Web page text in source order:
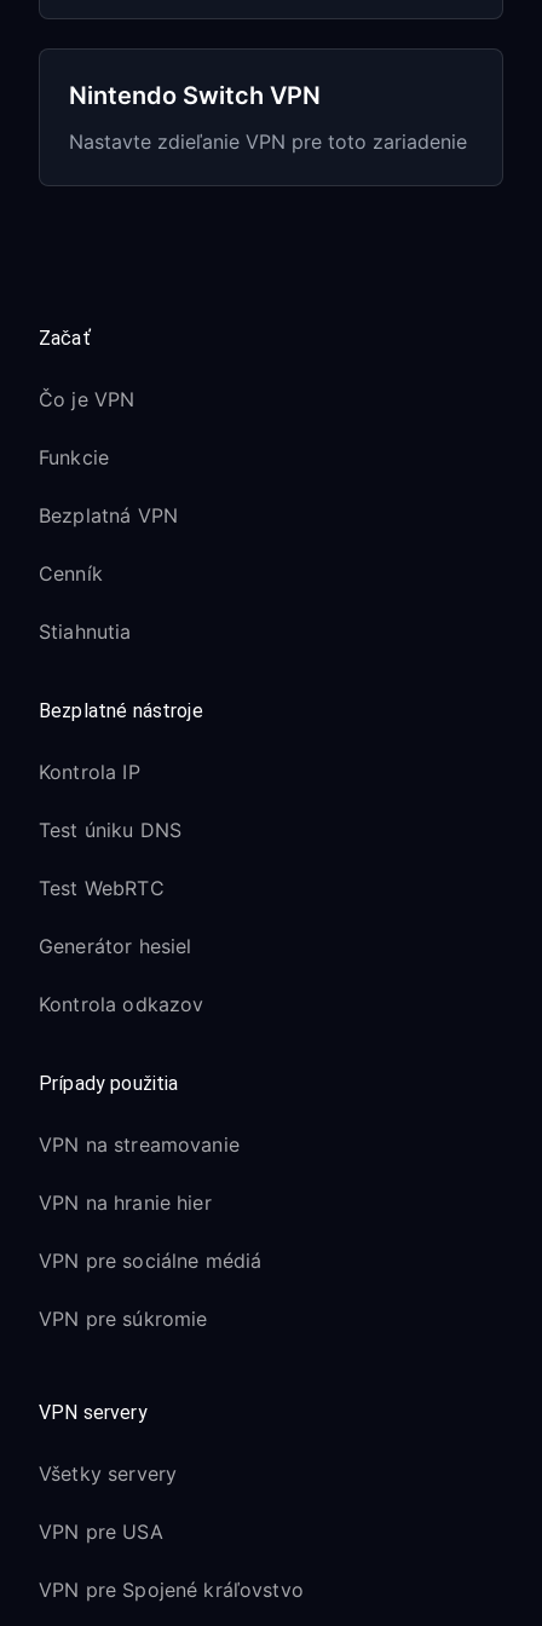
sa región účtu zhodoval s polohou
VPN
Digitálne nákupy sú viazané na región
Riešenie problémov
Vysoký ping/lag v online hrách:
Prepnite na server VPN bližšie k
Namiesto Wi-Fi používajte pre PC
Skontrolujte, či iné zariadenia vo vašej
Network:
konzolu PlayStation
dočasne blokovať určité IP adresy
Pri používaní VPN sa môže NAT Type
zobraziť ako Type 3 - to je normálne
Pre súťažné hranie zvážte použitie
serverov VPN optimalizovaných pre
Výhody ochrany pred DDoS:
Vaša skutočná IP adresa je skrytá pred
Znižuje riziko cielených DDoS útokov
Funkcie špecifické
pre PlayStation
Nintendo Switch VPN
Nastavte zdieľanie VPN pre toto zariadenie
Začať
Čo je VPN
Funkcie
Bezplatná VPN
Cenník
Stiahnutia
Bezplatné nástroje
Kontrola IP
Test úniku DNS
Test WebRTC
Generátor hesiel
Kontrola odkazov
Prípady použitia
VPN na streamovanie
VPN na hranie hier
VPN pre sociálne médiá
VPN pre súkromie
VPN servery
Všetky servery
VPN pre USA
VPN pre Spojené kráľovstvo